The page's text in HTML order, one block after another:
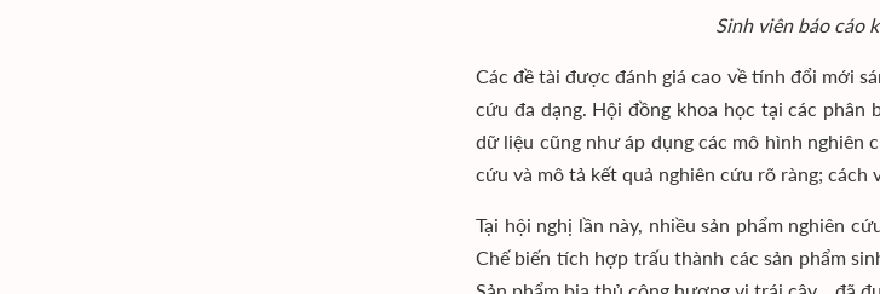
Sinh viên báo cáo
Các đề tài được đánh giá cao về tính đổi mới
cứu đa dạng. Hội đồng khoa học tại các
dữ liệu cũng như áp dụng các mô hình
cứu và mô tả kết quả nghiên cứu rõ ràng;
Tại hội nghị lần này, nhiều sản phẩm nghiên
Chế biến tích hợp trấu thành các sản phẩm